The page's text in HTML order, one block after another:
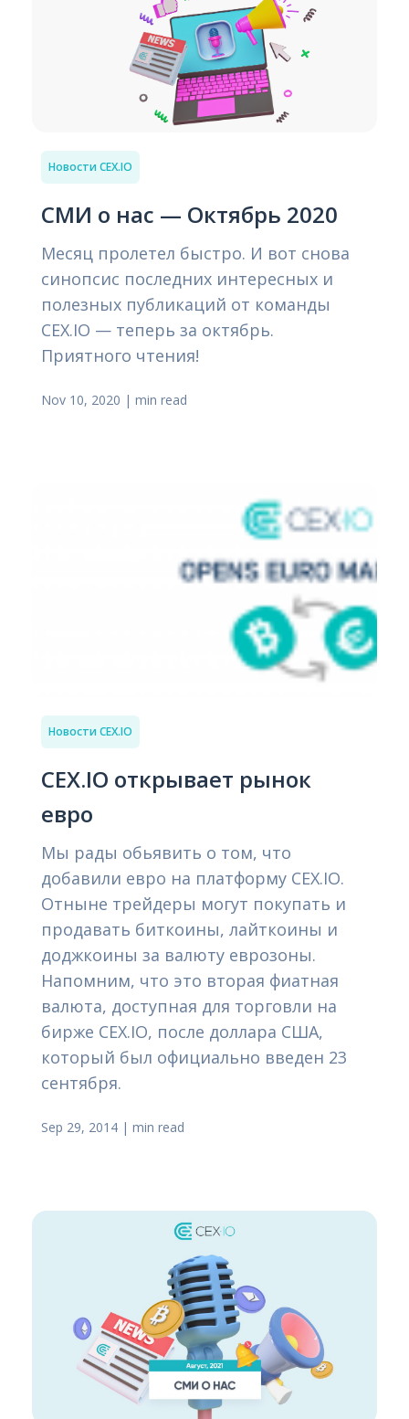
Новости CEX.IO
СМИ о нас — Октябрь 2020
Месяц пролетел быстро. И вот снова
синопсис последних интересных и
полезных публикаций от команды
CEX.IO — теперь за октябрь.
Приятного чтения!
Nov 10, 2020 | min read
Новости CEX.IO
CEX.IO открывает рынок
евро
Мы рады обьявить о том, что
добавили евро на платформу CEX.IO.
Отныне трейдеры могут покупать и
продавать биткоины, лайткоины и
доджкоины за валюту еврозоны.
Напомним, что это вторая фиатная
валюта, доступная для торговли на
бирже CEX.IO, после доллара США,
который был официально введен 23
сентября.
Sep 29, 2014 | min read